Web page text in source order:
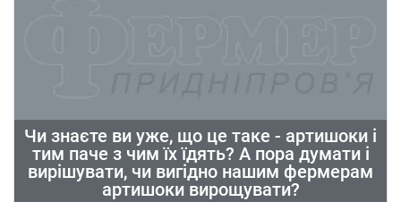
Чи знаєте ви уже, що це таке - артишоки і
тим паче з чим їх їдять? А пора думати і
вирішувати, чи вигідно нашим фермерам
артишоки вирощувати?